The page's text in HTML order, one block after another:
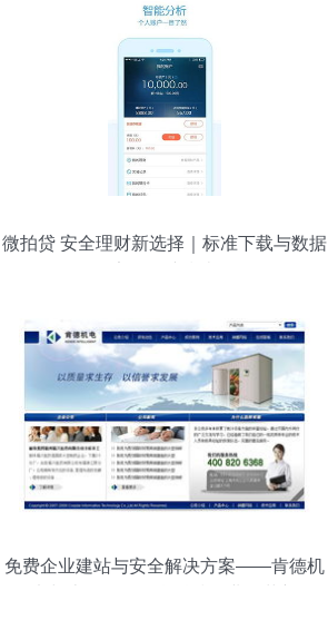
微拍贷 安全理财新选择｜标准下载与数据
免费企业建站与安全解决方案——肯德机